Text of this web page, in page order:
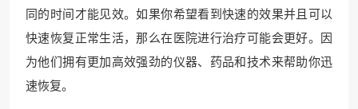
同的时间才能见效。如果你希望看到快速的效果并且可以
快速恢复正常生活，那么在医院进行治疗可能会更好。因
为他们拥有更加高效强劲的仪器、药品和技术来帮助你迅
速恢复。